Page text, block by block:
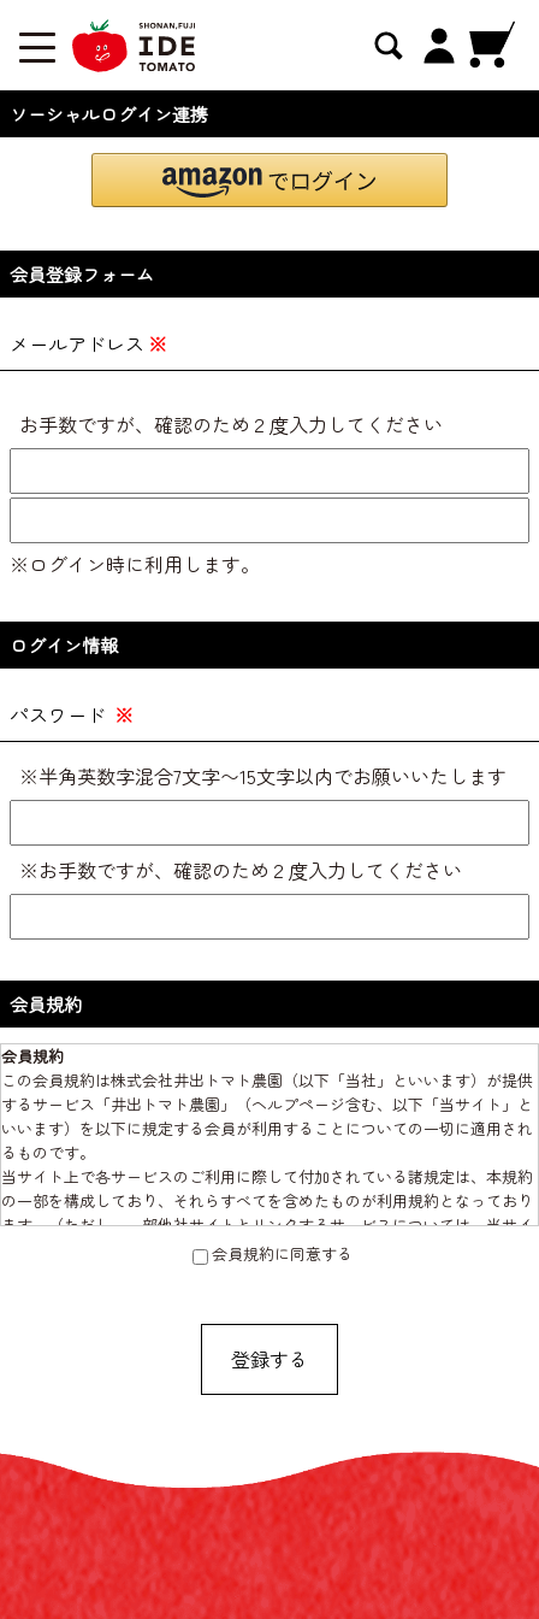
ソーシャルログイン連携
会員登録フォーム
メールアドレス ※
お手数ですが、確認のため２度入力してください
※ログイン時に利用します。
ログイン情報
パスワード ※
※半角英数字混合7文字〜15文字以内でお願いいたします
※お手数ですが、確認のため２度入力してください
会員規約
会員規約
この会員規約は株式会社井出トマト農園（以下「当社」といいます）が提供
するサービス「井出トマト農園」（ヘルプページ含む、以下「当サイト」と
いいます）を以下に規定する会員が利用することについての一切に適用され
るものです。
当サイト上で各サービスのご利用に際して付加されている諸規定は、本規約
の一部を構成しており、それらすべてを含めたものが利用規約となっており
ます。（ただし、一部他社サイトとリンクするサービスについては、当サイ
トのサポート範囲外となる為、各リンク先の規約に従うものとします）
のとし、会員はこれを承諾します。
2. 前項の通知は、当サイト上に表示した時点で全ての会員に通知したものと
みなします。
会員登録について
当サイトにおいてのご購入には会員登録が必要になります。
なお会員登録は無料です。
※ログインには、会員登録時に入力したメールアドレスおよびパスワードが
必要になります。
会員規約に同意する
登録する